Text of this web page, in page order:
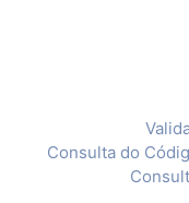
Consulta do